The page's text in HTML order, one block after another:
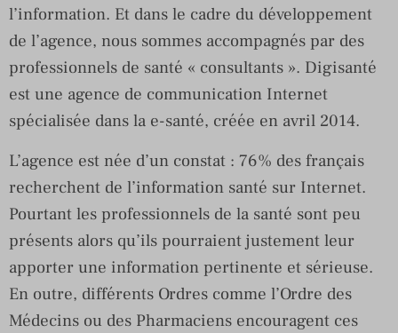
l’information. Et dans le cadre du développement
de l’agence, nous sommes accompagnés par des
professionnels de santé « consultants ». Digisanté
est une agence de communication Internet
spécialisée dans la e-santé, créée en avril 2014.
L’agence est née d’un constat : 76% des français
recherchent de l’information santé sur Internet.
Pourtant les professionnels de la santé sont peu
présents alors qu’ils pourraient justement leur
apporter une information pertinente et sérieuse.
En outre, différents Ordres comme l’Ordre des
Médecins ou des Pharmaciens encouragent ces